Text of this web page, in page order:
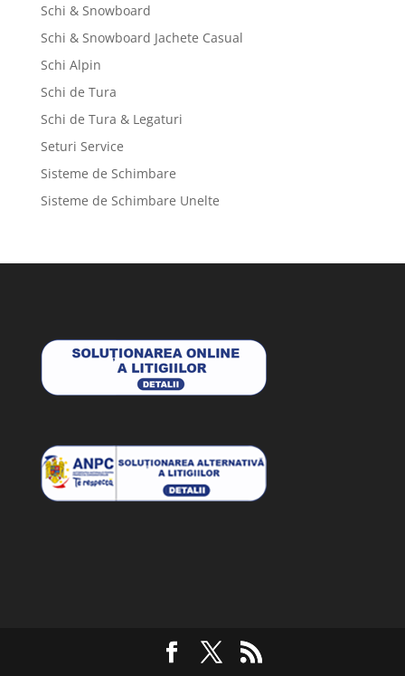
Schi & Snowboard
Schi & Snowboard Jachete Casual
Schi Alpin
Schi de Tura
Schi de Tura & Legaturi
Seturi Service
Sisteme de Schimbare
Sisteme de Schimbare Unelte